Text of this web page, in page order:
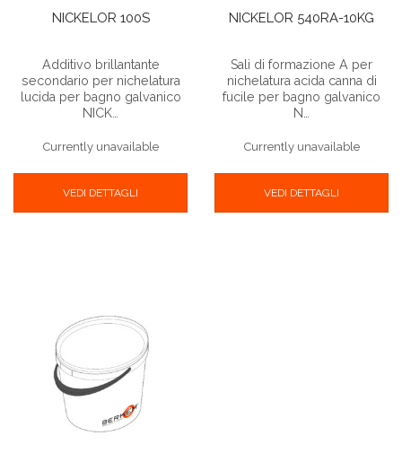
NICKELOR 100S
Additivo brillantante
secondario per nichelatura
lucida per bagno galvanico
NICK…
Currently unavailable
VEDI DETTAGLI
NICKELOR 540RA-10KG
Sali di formazione A per
nichelatura acida canna di
fucile per bagno galvanico
N…
Currently unavailable
VEDI DETTAGLI